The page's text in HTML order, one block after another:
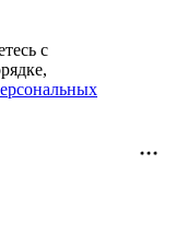
с